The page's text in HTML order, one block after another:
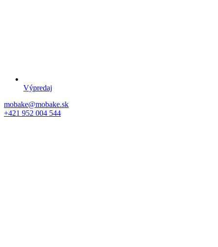
Výpredaj
mobake@mobake.sk
+421 952 004 544